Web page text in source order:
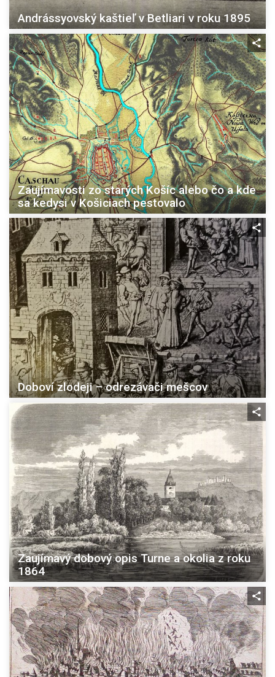
Andrássyovský kaštieľ v Betliari v roku 1895
Zaujímavosti zo starých Košíc alebo čo a kde
sa kedysi v Košiciach pestovalo
Doboví zlodeji – odrezávači mešcov
Zaujímavý dobový opis Turne a okolia z roku
1864